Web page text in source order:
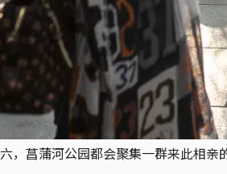
，菖蒲河公园都会聚集一群来此相亲